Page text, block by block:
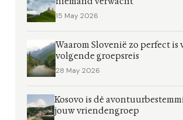
15 May 2026
Waarom Slovenië zo perfect is
volgende groepsreis
28 May 2026
Kosovo is dé
jouw vriendengroep